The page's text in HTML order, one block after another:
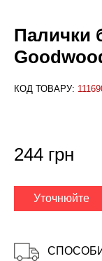
Палички
КОД ТОВАРУ:
244 грн
Уточнюйте